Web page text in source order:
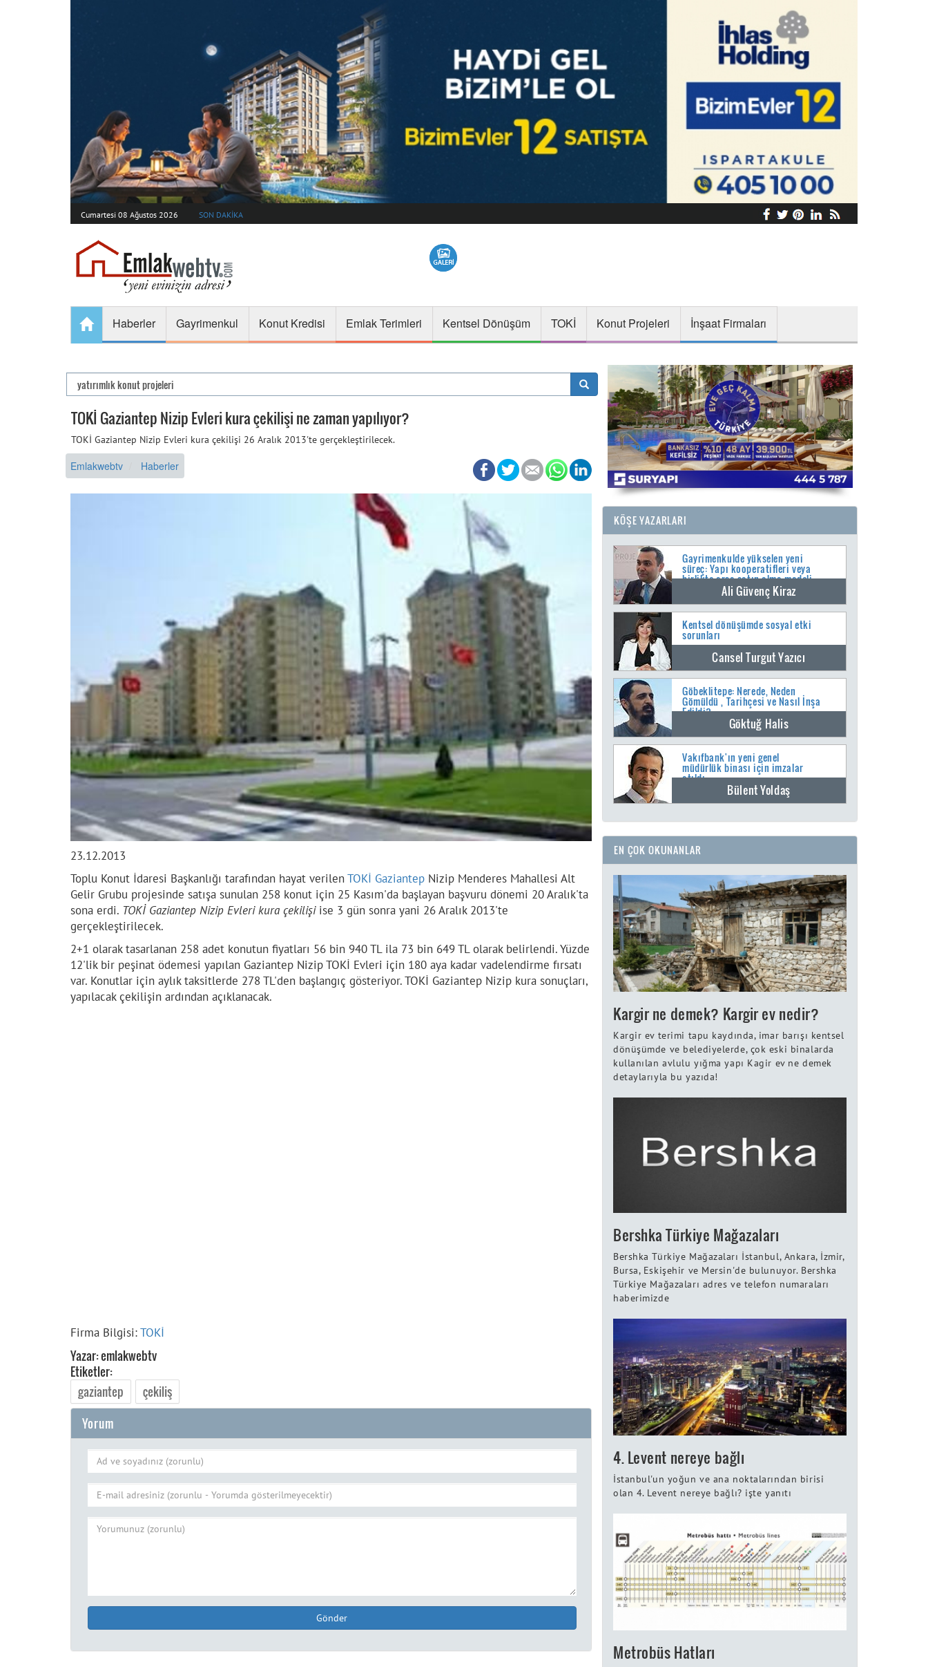
Cumartesi 08 Ağustos 2026 SON DAKİKA
Haberler Gayrimenkul Konut Kredisi Emlak Terimleri Kentsel Dönüşüm TOKİ Konut Projeleri İnşaat Firmaları
TOKİ Gaziantep Nizip Evleri kura çekilişi ne zaman yapılıyor?
TOKİ Gaziantep Nizip Evleri kura çekilişi 26 Aralık 2013'te gerçekleştirilecek.
Emlakwebtv Haberler
23.12.2013
Toplu Konut İdaresi Başkanlığı tarafından hayat verilenTOKİ Gaziantep Nizip Menderes Mahallesi Alt
Gelir Grubu projesinde satışa sunulan 258 konut için 25 Kasım'da başlayan başvuru dönemi 20 Aralık'ta
sona erdi. TOKİ Gaziantep Nizip Evleri kura çekilişiise 3 gün sonra yani 26 Aralık 2013'te
gerçekleştirilecek.
2+1 olarak tasarlanan 258 adet konutun fiyatları 56 bin 940 TL ila 73 bin 649 TL olarak belirlendi. Yüzde
12'lik bir peşinat ödemesi yapılan Gaziantep Nizip TOKİ Evleri için 180 aya kadar vadelendirme fırsatı
var. Konutlar için aylık taksitlerde 278 TL'den başlangıç gösteriyor. TOKİ Gaziantep Nizip kura sonuçları,
yapılacak çekilişin ardından açıklanacak.
Firma Bilgisi:TOKİ
Yazar: emlakwebtv
Etiketler:
gaziantep
çekiliş
Yorum
Gönder
KÖŞE YAZARLARI
Gayrimenkulde yükselen yeni
süreç: Yapı kooperatifleri veya
birlikte arsa satın alma modeli
Ali Güvenç Kiraz
Kentsel dönüşümde sosyal etki
sorunları
Cansel Turgut Yazıcı
Göbeklitepe: Nerede, Neden
Gömüldü , Tarihçesi ve Nasıl İnşa
Edildi?
Göktuğ Halis
Vakıfbank'ın yeni genel
müdürlük binası için imzalar
atıldı
Bülent Yoldaş
EN ÇOK OKUNANLAR
Kargir ne demek? Kargir ev nedir?
Kargir ev terimi tapu kaydında, imar barışı kentsel
dönüşümde ve belediyelerde, çok eski binalarda
kullanılan avlulu yığma yapı Kagir ev ne demek
detaylarıyla bu yazıda!
Bershka Türkiye Mağazaları
Bershka Türkiye Mağazaları İstanbul, Ankara, İzmir,
Bursa, Eskişehir ve Mersin'de bulunuyor. Bershka
Türkiye Mağazaları adres ve telefon numaraları
haberimizde
4. Levent nereye bağlı
İstanbul'un yoğun ve ana noktalarından birisi
olan 4. Levent nereye bağlı? işte yanıtı
Metrobüs Hatları